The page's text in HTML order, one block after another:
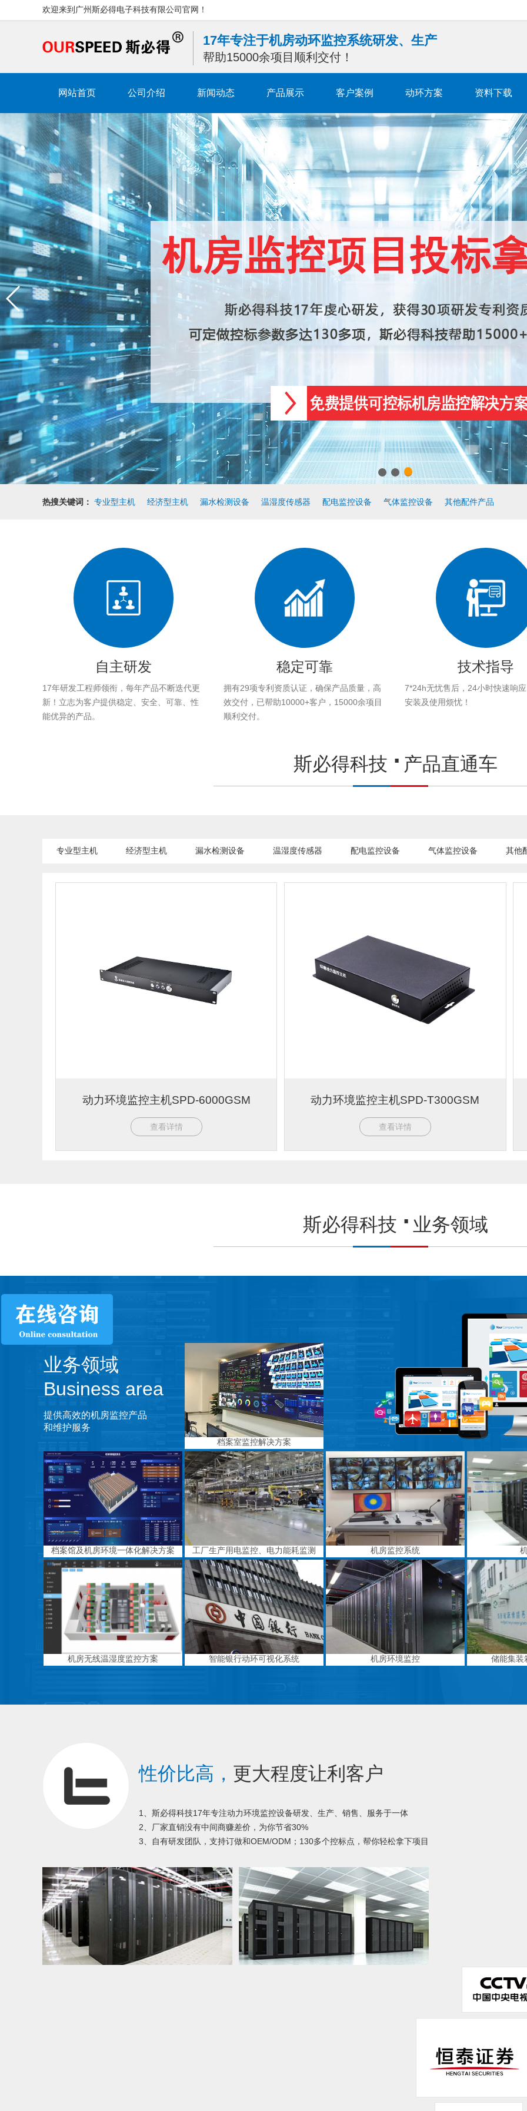
欢迎来到广州斯必得电子科技有限公司官网！
17年专注于机房动环监控系统研发、生产
帮助15000余项目顺利交付！
网站首页 公司介绍 新闻动态 产品展示 客户案例 动环方案 资料下载
热搜关键词： 专业型主机 经济型主机 漏水检测设备 温湿度传感器 配电监控设备 气体监控设备 其他配件产品
自主研发
17年研发工程师领衔，每年产品不断迭代更
新！立志为客户提供稳定、安全、可靠、性
能优异的产品。
稳定可靠
拥有29项专利资质认证，确保产品质量，高
效交付，已帮助10000+客户，15000余项目
顺利交付。
技术指导
7*24h无忧售后，24小时快速响
安装及使用烦忧！
斯必得科技 产品直通车
专业型主机 经济型主机 漏水检测设备 温湿度传感器 配电监控设备 气体监控设备 其他
动力环境监控主机SPD-6000GSM
查看详情
动力环境监控主机SPD-T300GSM
查看详情
斯必得科技 业务领域
业务领域
Business area
提供高效的机房监控产品
和维护服务
档案室监控解决方案
档案馆及机房环境一体化解决方案 工厂生产用电监控、电力能耗监测 机房监控系统
机房无线温湿度监控方案 智能银行动环可视化系统 机房环境监控 储能集装
性价比高， 更大程度让利客户
1、斯必得科技17年专注动力环境监控设备研发、生产、销售、服务于一体
2、厂家直销没有中间商赚差价，为你节省30%
3、自有研发团队，支持订做和OEM/ODM；130多个控标点，帮你轻松拿下项目